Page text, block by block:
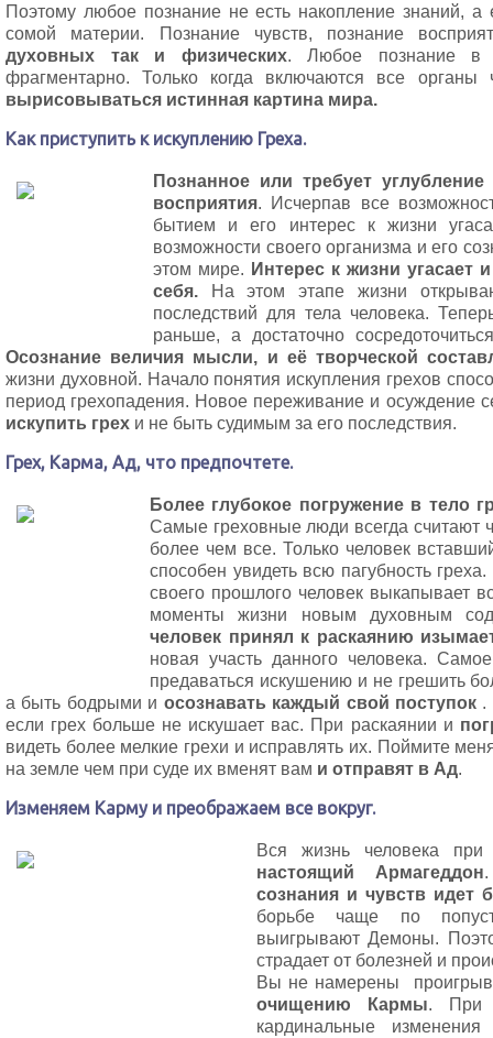
Поэтому любое познание не есть накопление знаний, а
сомой материи. Познание чувств, познание
духовных так и физических. Любое познание в
фрагментарно. Только когда включаются все
вырисовываться истинная картина мира.
Как приступить к искуплению Греха.
Познанное или требует
восприятия. Исчерпав все
бытием и его интерес к жизни
возможности своего организма и его
этом мире. Интерес к жизни угасает
себя. На этом этапе жизни
последствий для тела человека.
раньше, а достаточно
Осознание величия мысли, и её творческой
жизни духовной. Начало понятия искупления грехов
период грехопадения. Новое переживание и осуждение
искупить грех и не быть судимым за его последствия.
Грех, Карма, Ад, что предпочтете.
Более глубокое погружение в тело
Самые греховные люди всегда считают
более чем все. Только человек
способен увидеть всю пагубность
своего прошлого человек выкапывает
моменты жизни новым духовным
человек принял к раскаянию
новая участь данного человека.
предаваться искушению и не грешить
а быть бодрыми и осознавать каждый свой поступок .
если грех больше не искушает вас. При раскаянии и
видеть более мелкие грехи и исправлять их. Поймите
на земле чем при суде их вменят вам и отправят в Ад.
Изменяем Карму и преображаем все вокруг.
Вся жизнь человека
настоящий Армагеддон
сознания и чувств идет
борьбе чаще по
выигрывают Демоны.
страдает от болезней и
Вы не намерены
очищению Кармы. При
кардинальные